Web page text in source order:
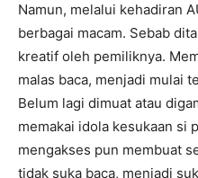
Namun, melalui kehadiran
berbagai macam. Sebab
kreatif oleh pemiliknya.
malas baca, menjadi mulai
Belum lagi dimuat atau
memakai idola kesukaan si
mengakses pun membuat
tidak suka baca, menjadi